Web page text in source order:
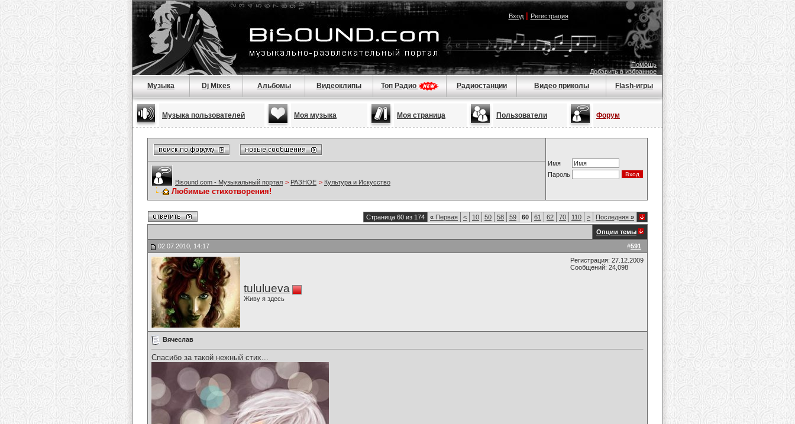
Вход| Регистрация
Помощь
Добавить в избранное
Музыка Dj Mixes Альбомы Видеоклипы Топ Радио Радиостанции Видео приколы Flash-игры
Музыка пользователей Моя музыка Моя страница Пользователи Форум
Имя
Пароль
Bisound.com - Музыкальный портал > РАЗНОЕ > Культура и Искусство
Любимые стихотворения!
Страница 60 из 174 « Первая < 10 50 58 59 60 61 62 70 110 > Последняя »
Опции темы
#591
02.07.2010, 14:17
tululueva
Живу я здесь
Регистрация: 27.12.2009
Сообщений: 24,098
Вячеслав
Спасибо за такой нежный стих...